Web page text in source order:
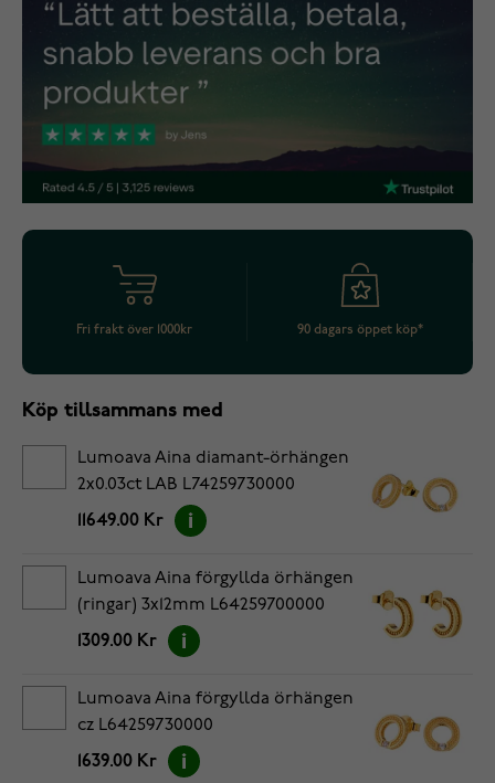
Fri frakt över 1000kr 90 dagars öppet köp*
Köp tillsammans med
Lumoava Aina diamant-örhängen
2x0.03ct LAB L74259730000
11649.00 Kr
Lumoava Aina förgyllda örhängen
(ringar) 3x12mm L64259700000
1309.00 Kr
Lumoava Aina förgyllda örhängen
cz L64259730000
1639.00 Kr